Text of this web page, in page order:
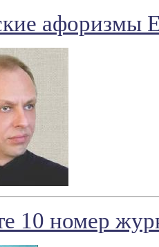
афоризмы
10 номер